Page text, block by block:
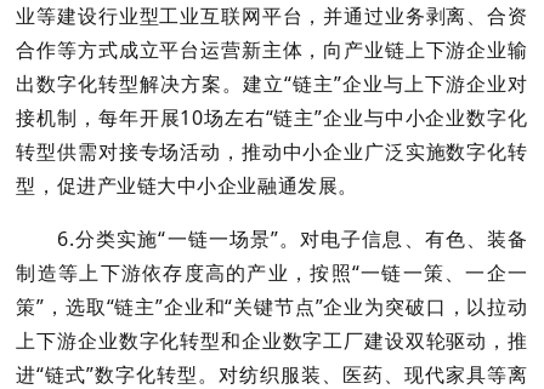
业等建设行业型工业互联网平台，并通过业务剥离、合资
合作等方式成立平台运营新主体，向产业链上下游企业输
出数字化转型解决方案。建立“链主”企业与上下游企业对
接机制，每年开展10场左右“链主”企业与中小企业数字化
转型供需对接专场活动，推动中小企业广泛实施数字化转
型，促进产业链大中小企业融通发展。
6.分类实施“一链一场景”。对电子信息、有色、装备
制造等上下游依存度高的产业，按照“一链一策、一企一
策”，选取“链主”企业和“关键节点”企业为突破口，以拉动
上下游企业数字化转型和企业数字工厂建设双轮驱动，推
进“链式”数字化转型。对纺织服装、医药、现代家具等离